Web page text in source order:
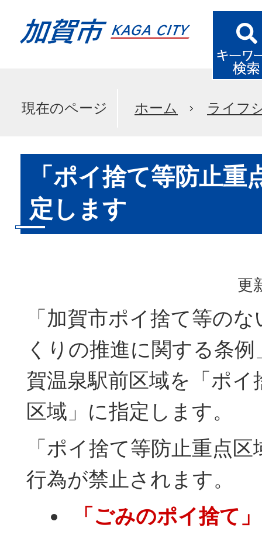
現在のページ ホーム ライフ
「ポイ捨て等防止重
定します
更
「加賀市ポイ捨て等の
くりの推進に関する条
賀温泉駅前区域を「ポイ
区域」に指定します。
「ポイ捨て等防止重点
行為が禁止されます。
「ごみのポイ捨て」